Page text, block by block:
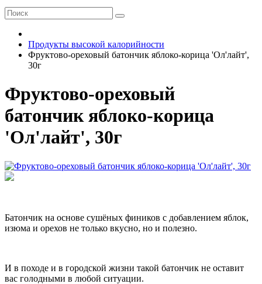
Продукты высокой калорийности
Фруктово-ореховый батончик яблоко-корица 'Ол'лайт',
30г
Фруктово-ореховый
батончик яблоко-корица
'Ол'лайт', 30г
Батончик на основе сушёных фиников с добавлением яблок,
изюма и орехов не только вкусно, но и полезно.
И в походе и в городской жизни такой батончик не оставит
вас голодными в любой ситуации.